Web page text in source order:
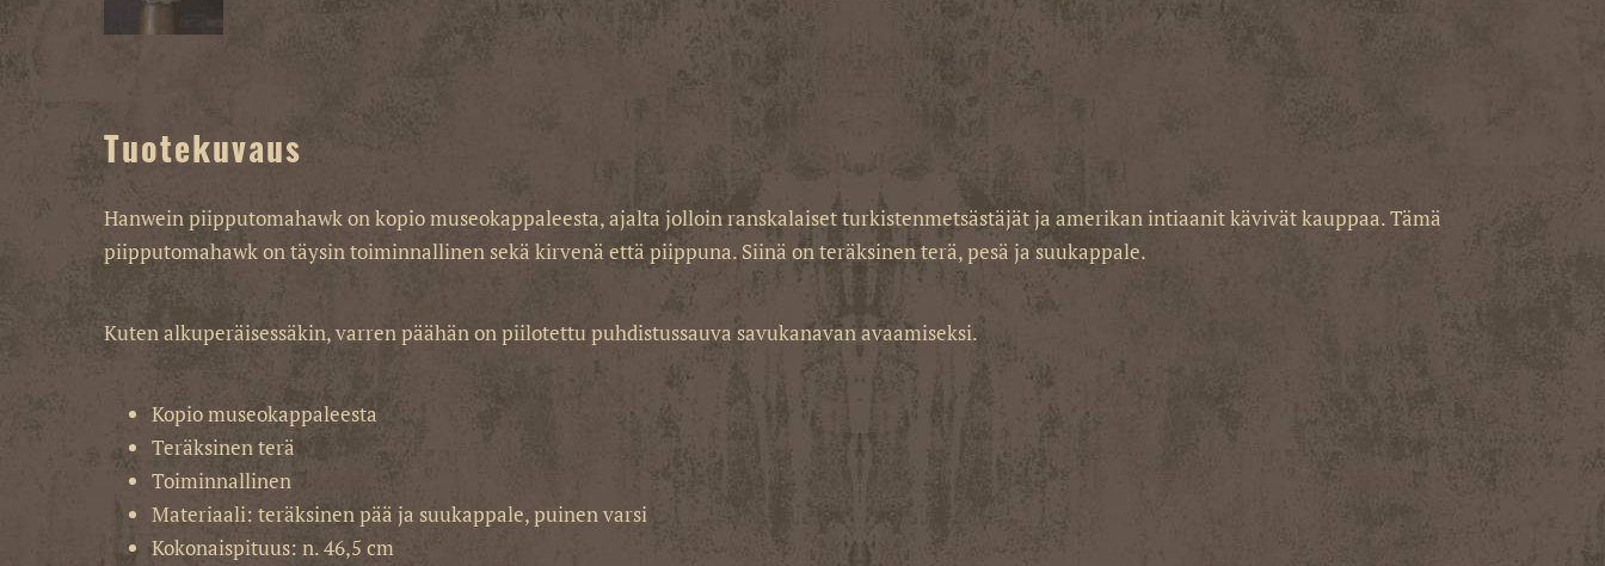
Tuotekuvaus
Hanwein piipputomahawk on kopio museokappaleesta, ajalta jolloin ranskalaiset turkistenmetsästäjät ja amerikan intiaanit kävivät kauppaa. Tämä
piipputomahawk on täysin toiminnallinen sekä kirvenä että piippuna. Siinä on teräksinen terä, pesä ja suukappale.
Kuten alkuperäisessäkin, varren päähän on piilotettu puhdistussauva savukanavan avaamiseksi.
Kopio museokappaleesta
Teräksinen terä
Toiminnallinen
Materiaali: teräksinen pää ja suukappale, puinen varsi
Kokonaispituus: n. 46,5 cm